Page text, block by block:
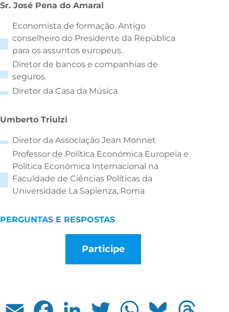
Sr. José Pena do Amaral
Economista de formação. Antigo
conselheiro do Presidente da República
para os assuntos europeus.
Diretor de bancos e companhias de
seguros.
Diretor da Casa da Música.
Umberto Triulzi
Diretor da Associação Jean Monnet
Professor de Política Económica Europeia e
Política Económica Internacional na
Faculdade de Ciências Políticas da
Universidade La Sapienza, Roma
PERGUNTAS E RESPOSTAS
Participe
Email Facebook LinkedIn Twitter WhatsApp Bluesky